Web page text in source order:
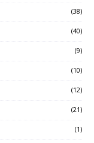
(38)
(40)
(9)
(10)
(12)
(21)
(1)